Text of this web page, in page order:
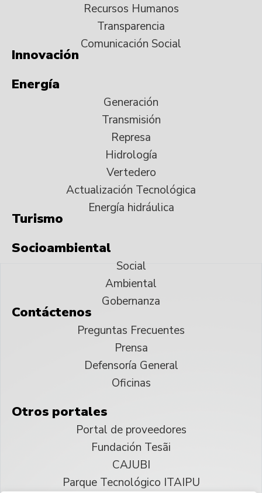
Recursos Humanos
Transparencia
Comunicación Social
Innovación
Energía
Generación
Transmisión
Represa
Hidrología
Vertedero
Actualización Tecnológica
Energía hidráulica
Turismo
Socioambiental
Social
Ambiental
Gobernanza
Contáctenos
Preguntas Frecuentes
Prensa
Defensoría General
Oficinas
Otros portales
Portal de proveedores
Fundación Tesãi
CAJUBI
Parque Tecnológico ITAIPU